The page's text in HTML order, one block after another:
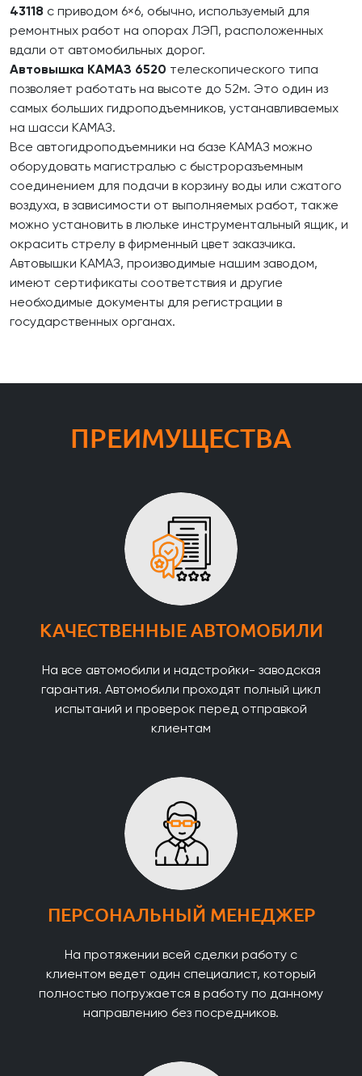
43118 с приводом 6×6, обычно, используемый для
ремонтных работ на опорах ЛЭП, расположенных
вдали от автомобильных дорог.
Автовышка КАМАЗ 6520 телескопического типа
позволяет работать на высоте до 52м. Это один из
самых больших гидроподъемников, устанавливаемых
на шасси КАМАЗ.
Все автогидроподъемники на базе КАМАЗ можно
оборудовать магистралью с быстроразъемным
соединением для подачи в корзину воды или сжатого
воздуха, в зависимости от выполняемых работ, также
можно установить в люльке инструментальный ящик, и
окрасить стрелу в фирменный цвет заказчика.
Автовышки КАМАЗ, производимые нашим заводом,
имеют сертификаты соответствия и другие
необходимые документы для регистрации в
государственных органах.
ПРЕИМУЩЕСТВА
КАЧЕСТВЕННЫЕ АВТОМОБИЛИ
На все автомобили и надстройки- заводская
гарантия. Автомобили проходят полный цикл
испытаний и проверок перед отправкой
клиентам
ПЕРСОНАЛЬНЫЙ МЕНЕДЖЕР
На протяжении всей сделки работу с
клиентом ведет один специалист, который
полностью погружается в работу по данному
направлению без посредников.